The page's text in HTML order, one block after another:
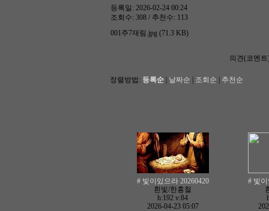
등록일: 2026-02-24 00:24
조회수: 308 / 추천수: 113
001주7재림.jpg (71.3 KB)
의견(코멘
정렬방법: 등록순 날짜순 조회순 추천순
# 빛이있으라 20260420
흰빛/한홍철
h:192 v:84
2026-04-23 05:07
# 빛이